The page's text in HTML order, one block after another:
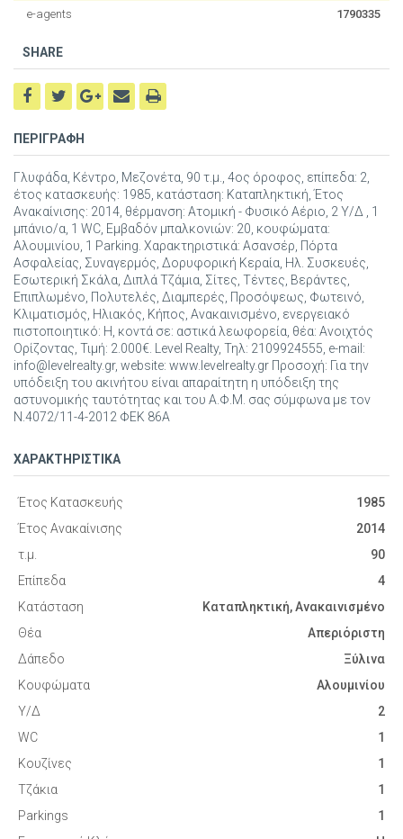
e-agents
1790335
SHARE
ΠΕΡΙΓΡΑΦΗ
Γλυφάδα, Κέντρο, Μεζονέτα, 90 τ.μ., 4ος όροφος, επίπεδα: 2,
έτος κατασκευής: 1985, κατάσταση: Καταπληκτική, Έτος
Ανακαίνισης: 2014, θέρμανση: Ατομική - Φυσικό Αέριο, 2 Υ/Δ , 1
μπάνιο/α, 1 WC, Εμβαδόν μπαλκονιών: 20, κουφώματα:
Αλουμινίου, 1 Parking. Χαρακτηριστικά: Ασανσέρ, Πόρτα
Ασφαλείας, Συναγερμός, Δορυφορική Κεραία, Ηλ. Συσκευές,
Εσωτερική Σκάλα, Διπλά Τζάμια, Σίτες, Τέντες, Βεράντες,
Επιπλωμένο, Πολυτελές, Διαμπερές, Προσόψεως, Φωτεινό,
Κλιματισμός, Ηλιακός, Κήπος, Ανακαινισμένο, ενεργειακό
πιστοποιητικό: Η, κοντά σε: αστικά λεωφορεία, θέα: Ανοιχτός
Ορίζοντας, Τιμή: 2.000€. Level Realty, Τηλ: 2109924555, e-mail:
info@levelrealty.gr, website: www.levelrealty.gr Προσοχή: Για την
υπόδειξη του ακινήτου είναι απαραίτητη η υπόδειξη της
αστυνομικής ταυτότητας και του Α.Φ.Μ. σας σύμφωνα με τον
Ν.4072/11-4-2012 ΦΕΚ 86Α
ΧΑΡΑΚΤΗΡΙΣΤΙΚΑ
Έτος Κατασκευής
1985
Έτος Ανακαίνισης
2014
τ.μ.
90
Επίπεδα
4
Κατάσταση
Καταπληκτική, Ανακαινισμένο
Θέα
Απεριόριστη
Δάπεδο
Ξύλινα
Κουφώματα
Αλουμινίου
Υ/Δ
2
WC
1
Κουζίνες
1
Τζάκια
1
Parkings
1